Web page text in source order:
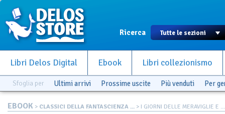
Ricerca
Libri Delos Digital Ebook Libri collezionismo
Sfoglia per Ultimi arrivi Prossime uscite Più venduti Per
EBOOK > CLASSICI DELLA FANTASCIENZA ... > I GIORNI DELLE MERAVIGLIE E ...